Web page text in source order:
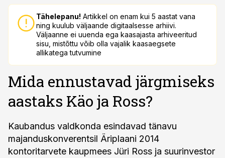
Tähelepanu! Artikkel on enam kui 5 aastat vana
ning kuulub väljaande digitaalsesse arhiivi.
Väljaanne ei uuenda ega kaasajasta arhiveeritud
sisu, mistõttu võib olla vajalik kaasaegsete
allikatega tutvumine
Mida ennustavad järgmiseks
aastaks Käo ja Ross?
Kaubandus valdkonda esindavad tänavu
majanduskonverentsil Äriplaani 2014
kontoritarvete kaupmees Jüri Ross ja suurinvestor